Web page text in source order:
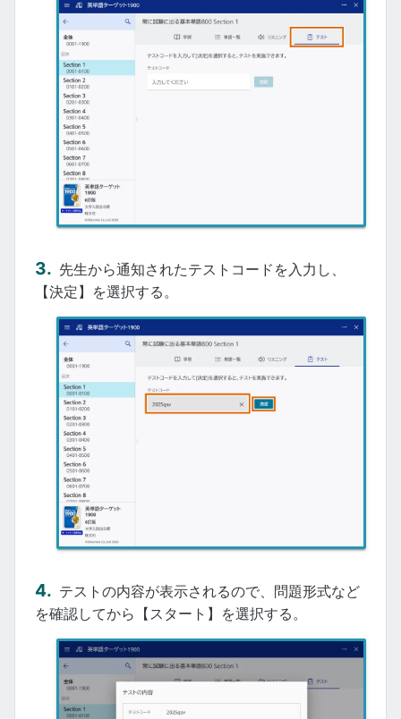
先生から通知されたテストコードを入力し、
【決定】を選択する。
テストの内容が表示されるので、問題形式など
を確認してから【スタート】を選択する。